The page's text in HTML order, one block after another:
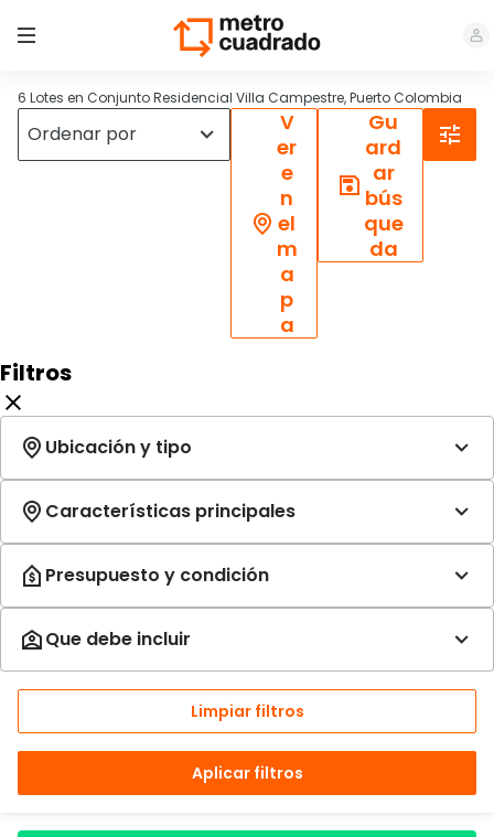
6 Lotes en Conjunto Residencial Villa Campestre, Puerto Colombia
V
er
e
n
el
m
a
p
a
Gu
ard
ar
bús
que
da
Filtros
Limpiar filtros
Aplicar filtros